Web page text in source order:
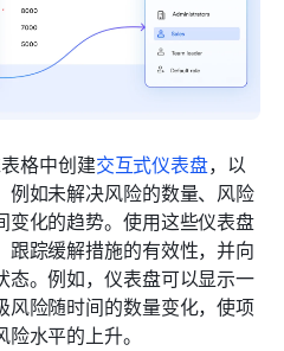
格中创建交互式仪表盘，以
例如未解决风险的数量、风险
变化的趋势。使用这些仪表盘
跟踪缓解措施的有效性，并向
态。例如，仪表盘可以显示一
风险随时间的数量变化，使项
水平的上升。